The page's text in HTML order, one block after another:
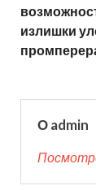
излишки
О admin